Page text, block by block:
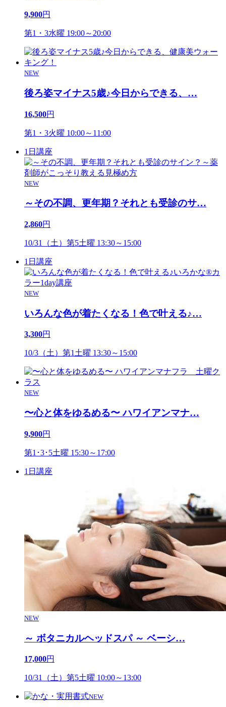
9,900円
第1・3水曜 19:00～20:00
NEW
後ろ姿マイナス5歳♪今日からできる、 …
16,500円
第1・3火曜 10:00～11:00
1日講座
NEW
～その不調、更年期？それとも受診のサ…
2,860円
10/31（土）第5土曜 13:30～15:00
1日講座
NEW
いろんな色が着たくなる！色で叶える♪…
3,300円
10/3（土）第1土曜 13:30～15:00
NEW
〜心と体をゆるめる〜 ハワイアンマナ…
9,900円
第1･3･5土曜 15:30～17:00
1日講座
NEW
～ ボタニカルヘッドスパ ～ ベーシ…
17,000円
10/31（土）第5土曜 10:00～13:00
NEW